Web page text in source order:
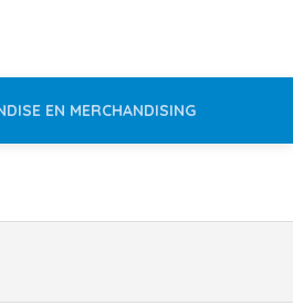
EN MERCHANDISING